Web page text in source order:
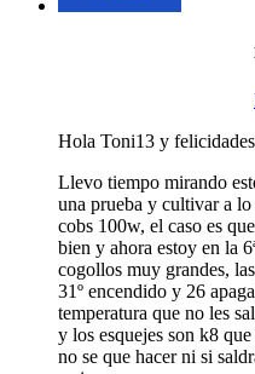
Hola Toni13 y
Llevo tiempo mirando
una prueba y cultivar a
cobs 100w, el caso es
bien y ahora estoy en la
cogollos muy grandes,
31º encendido y 26
temperatura que no les
y los esquejes son k8 que
no se que hacer ni si